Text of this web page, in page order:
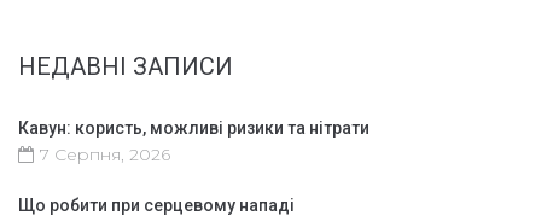
НЕДАВНІ ЗАПИСИ
Кавун: користь, можливі ризики та нітрати
7 Серпня, 2026
Що робити при серцевому нападі